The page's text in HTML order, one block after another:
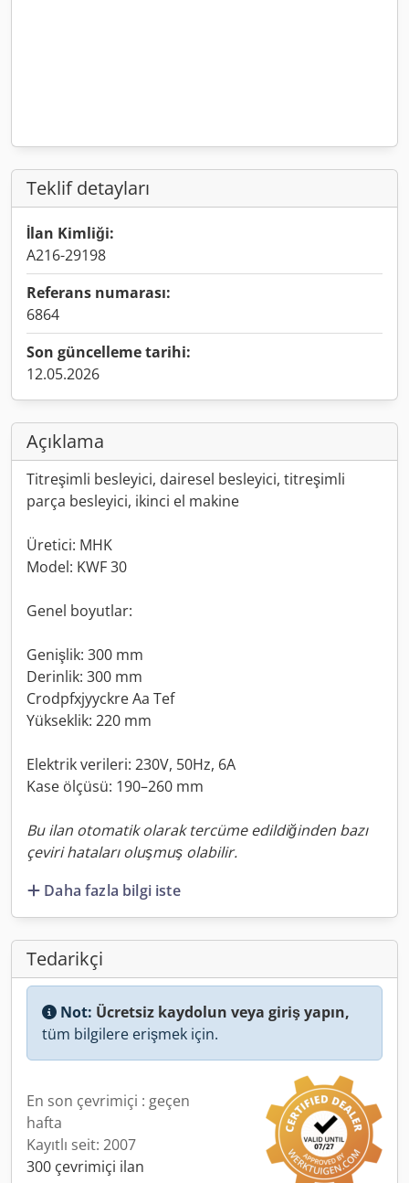
Teklif detayları
İlan Kimliği:
A216-29198
Referans numarası:
6864
Son güncelleme tarihi:
12.05.2026
Açıklama
Titreşimli besleyici, dairesel besleyici, titreşimli
parça besleyici, ikinci el makine
Üretici: MHK
Model: KWF 30
Genel boyutlar:
Genişlik: 300 mm
Derinlik: 300 mm
Crodpfxjyyckre Aa Tef
Yükseklik: 220 mm
Elektrik verileri: 230V, 50Hz, 6A
Kase ölçüsü: 190–260 mm
Bu ilan otomatik olarak tercüme edildiğinden bazı
çeviri hataları oluşmuş olabilir.
Daha fazla bilgi iste
Tedarikçi
Not: Ücretsiz kaydolun veya giriş yapın,
tüm bilgilere erişmek için.
En son çevrimiçi : geçen
hafta
Kayıtlı seit: 2007
300 çevrimiçi ilan